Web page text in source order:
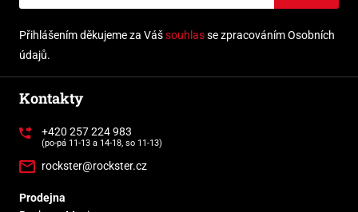
Přihlášením děkujeme za Vášsouhlasse zpracováním Osobních
údajů.
Kontakty
+420 257 224 983
(po-pá 11-13 a 14-18, so 11-13)
rockster@rockster.cz
Prodejna